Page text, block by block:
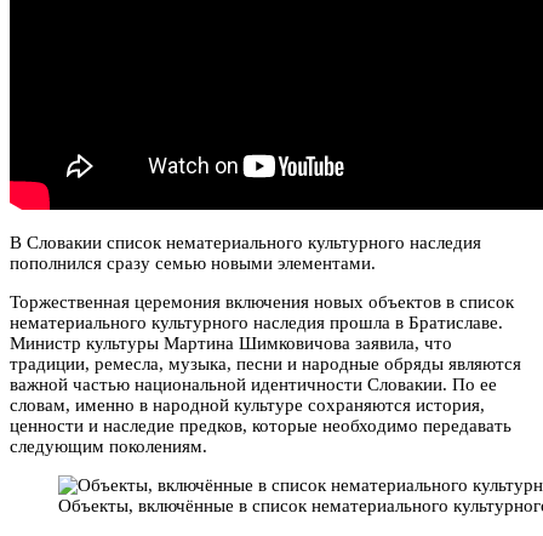
В Словакии список нематериального культурного наследия
пополнился сразу семью новыми элементами.
Торжественная церемония включения новых объектов в список
нематериального культурного наследия прошла в Братиславе.
Министр культуры Мартина Шимковичова заявила, что
традиции, ремесла, музыка, песни и народные обряды являются
важной частью национальной идентичности Словакии. По ее
словам, именно в народной культуре сохраняются история,
ценности и наследие предков, которые необходимо передавать
следующим поколениям.
Объекты, включённые в список нематериального